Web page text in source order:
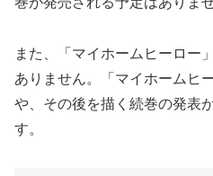
また、「マイホームヒーロー
ありません。「マイホームヒ
や、その後を描く続巻の発表
す。